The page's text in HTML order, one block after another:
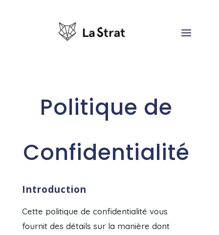
Politique de
Confidentialité
Introduction
Cette politique de confidentialité vous
fournit des détails sur la manière dont